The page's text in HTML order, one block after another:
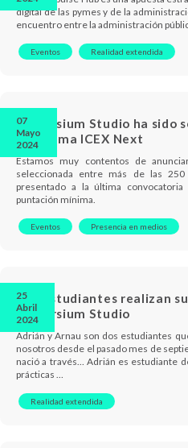
digital de las pymes y de la
encuentro entre la administración
Eventos Realidad extendida
07
Mayo
2024
Immersium Studio ha sido
programa ICEX Next
Estamos muy contentos de
seleccionada entre más de las
presentado a la última
puntación mínima.
Eventos Presencia en medios
25
Abril
2024
Dos estudiantes realizan
Immersium Studio
Adrián y Arnau son dos estudiantes
nosotros desde el pasado mes de
nació a través… Adrián es estudiante
prácticas …
Realidad extendida